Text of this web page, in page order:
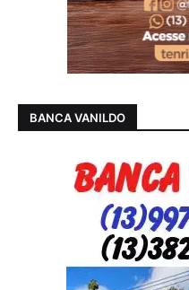
BANCA VANILDO